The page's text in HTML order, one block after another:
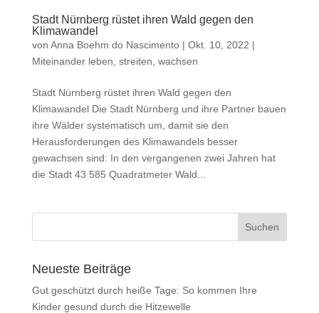
Stadt Nürnberg rüstet ihren Wald gegen den
Klimawandel
von Anna Boehm do Nascimento| Okt. 10, 2022 |
Miteinander leben, streiten, wachsen
Stadt Nürnberg rüstet ihren Wald gegen den
Klimawandel Die Stadt Nürnberg und ihre Partner bauen
ihre Wälder systematisch um, damit sie den
Herausforderungen des Klimawandels besser
gewachsen sind: In den vergangenen zwei Jahren hat
die Stadt 43 585 Quadratmeter Wald...
Neueste Beiträge
Gut geschützt durch heiße Tage: So kommen Ihre
Kinder gesund durch die Hitzewelle